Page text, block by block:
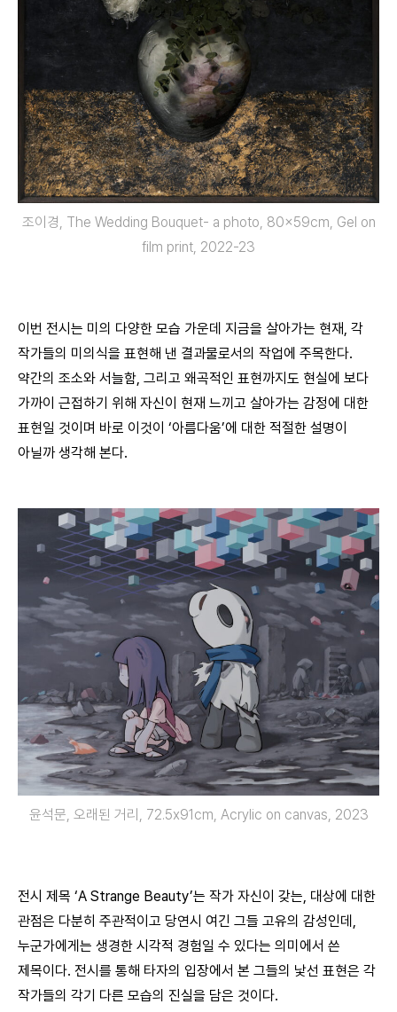
조이경, The Wedding Bouquet- a photo, 80x59cm, Gel on
film print, 2022-23
이번 전시는 미의 다양한 모습 가운데 지금을 살아가는 현재, 각
작가들의 미의식을 표현해 낸 결과물로서의 작업에 주목한다.
약간의 조소와 서늘함, 그리고 왜곡적인 표현까지도 현실에 보다
가까이 근접하기 위해 자신이 현재 느끼고 살아가는 감정에 대한
표현일 것이며 바로 이것이 ‘아름다움’에 대한 적절한 설명이
아닐까 생각해 본다.
윤석문, 오래된 거리, 72.5x91cm, Acrylic on canvas, 2023
전시 제목 ‘A Strange Beauty’는 작가 자신이 갖는, 대상에 대한
관점은 다분히 주관적이고 당연시 여긴 그들 고유의 감성인데,
누군가에게는 생경한 시각적 경험일 수 있다는 의미에서 쓴
제목이다. 전시를 통해 타자의 입장에서 본 그들의 낯선 표현은 각
작가들의 각기 다른 모습의 진실을 담은 것이다.